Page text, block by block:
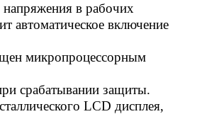
в рабочих
автоматическое включение
микропроцессорным
срабатывании защиты.
LCD дисплея,